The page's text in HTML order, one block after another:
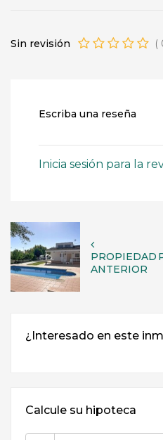
Sin revisión (
Escriba una reseña
Inicia sesión para la
PROPIEDAD
ANTERIOR
Calcule su hipoteca